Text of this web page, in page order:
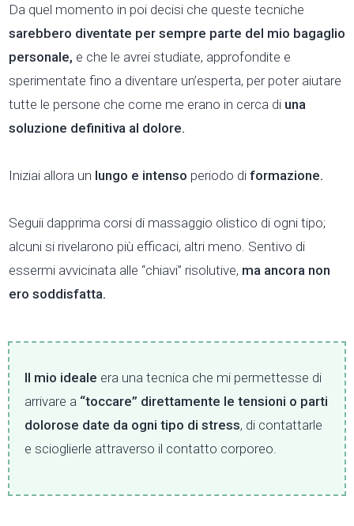
Da quel momento in poi decisi che queste tecniche
sarebbero diventate per sempre parte del mio bagaglio
personale, e che le avrei studiate, approfondite e
sperimentate fino a diventare un’esperta, per poter aiutare
tutte le persone che come me erano in cerca di una
soluzione definitiva al dolore.
Iniziai allora un lungo e intenso periodo di formazione.
Seguii dapprima corsi di massaggio olistico di ogni tipo;
alcuni si rivelarono più efficaci, altri meno. Sentivo di
essermi avvicinata alle “chiavi” risolutive, ma ancora non
ero soddisfatta.
Il mio ideale era una tecnica che mi permettesse di
arrivare a “toccare” direttamente le tensioni o parti
dolorose date da ogni tipo di stress, di contattarle
e scioglierle attraverso il contatto corporeo.